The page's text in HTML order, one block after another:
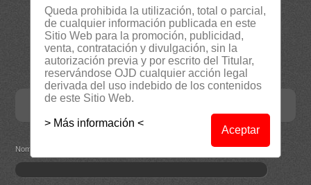
Lista Certificados
RSS
Servicios
Suscripción Newsletter
Contacta
Nombre
Queda prohibida la utilización, total o parcial,
de cualquier información publicada en este
Sitio Web para la promoción, publicidad,
venta, contratación y divulgación, sin la
autorización previa y por escrito del Titular,
reservándose OJD cualquier acción legal
derivada del uso indebido de los contenidos
de este Sitio Web.
> Más información <
Aceptar